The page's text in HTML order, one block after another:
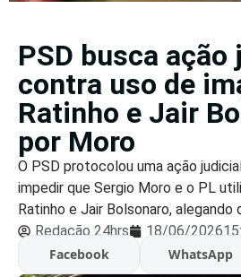
PSD busca ação
contra uso de
Ratinho e Jair
por Moro
O PSD protocolou uma ação
impedir que Sergio Moro e o PL
Ratinho e Jair Bolsonaro, alegando
Redação 24hrs
18/06/2026
Facebook
WhatsApp